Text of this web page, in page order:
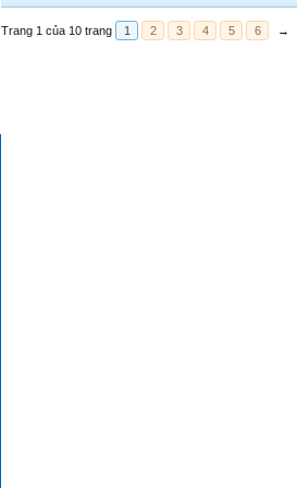
Trang 1 của 10 trang 1 2 3 4 5 6 →